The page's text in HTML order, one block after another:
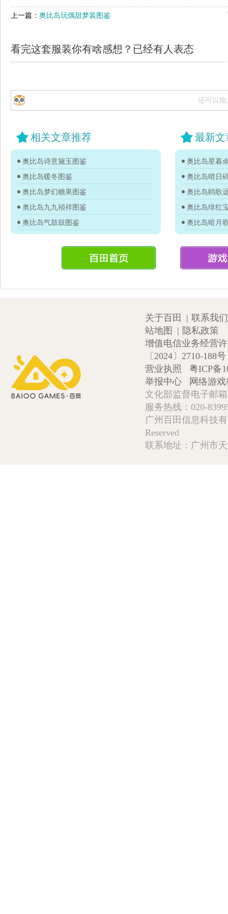
上一篇： 奥比岛玩偶甜梦装图鉴
看完这套服装你有啥感想？已经有人表态
还可以输
相关文章推荐
奥比岛诗意黛玉图鉴
奥比岛暖冬图鉴
奥比岛梦幻糖果图鉴
奥比岛九九祯祥图鉴
奥比岛气鼓鼓图鉴
最新文
奥比岛星暮
奥比岛晴日
奥比岛鸥歌
奥比岛绯红
奥比岛暗月
关于百田 | 联系我们
站地图
| 隐私政策
增值电信业务经营
〔2024〕2710-188号
营业执照
粤ICP备
举报中心
网络游
文化部监督电子邮
服务热线：020-
广州百田信息科技
Reserved
联系地址：广州市